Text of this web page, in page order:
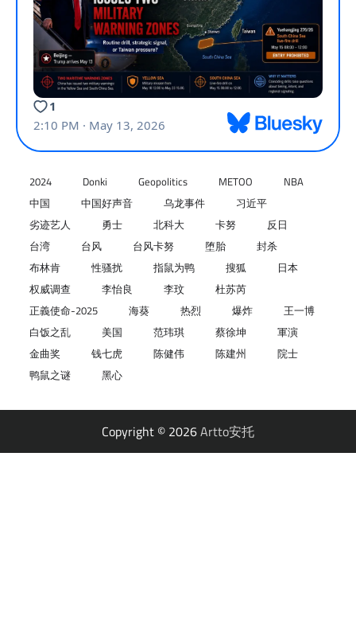
2024 Donki Geopolitics METOO
NBA
中国
中国好声音 乌龙事件
习近平
劣迹艺人
勇士 北科大 卡努
反日
台湾
台风 台风卡努 堕胎
封杀
布林肯
性骚扰 指鼠为鸭 搜狐
日本
权威调查
李怡良 李玟
杜苏芮
正義使命-2025
海葵 热烈 爆炸
王一博
白饭之乱
美国 范玮琪 蔡徐坤
軍演
金曲奖
钱七虎 陈健伟 陈建州
院士
鸭鼠之谜
黑心
Copyright © 2026Artto安托